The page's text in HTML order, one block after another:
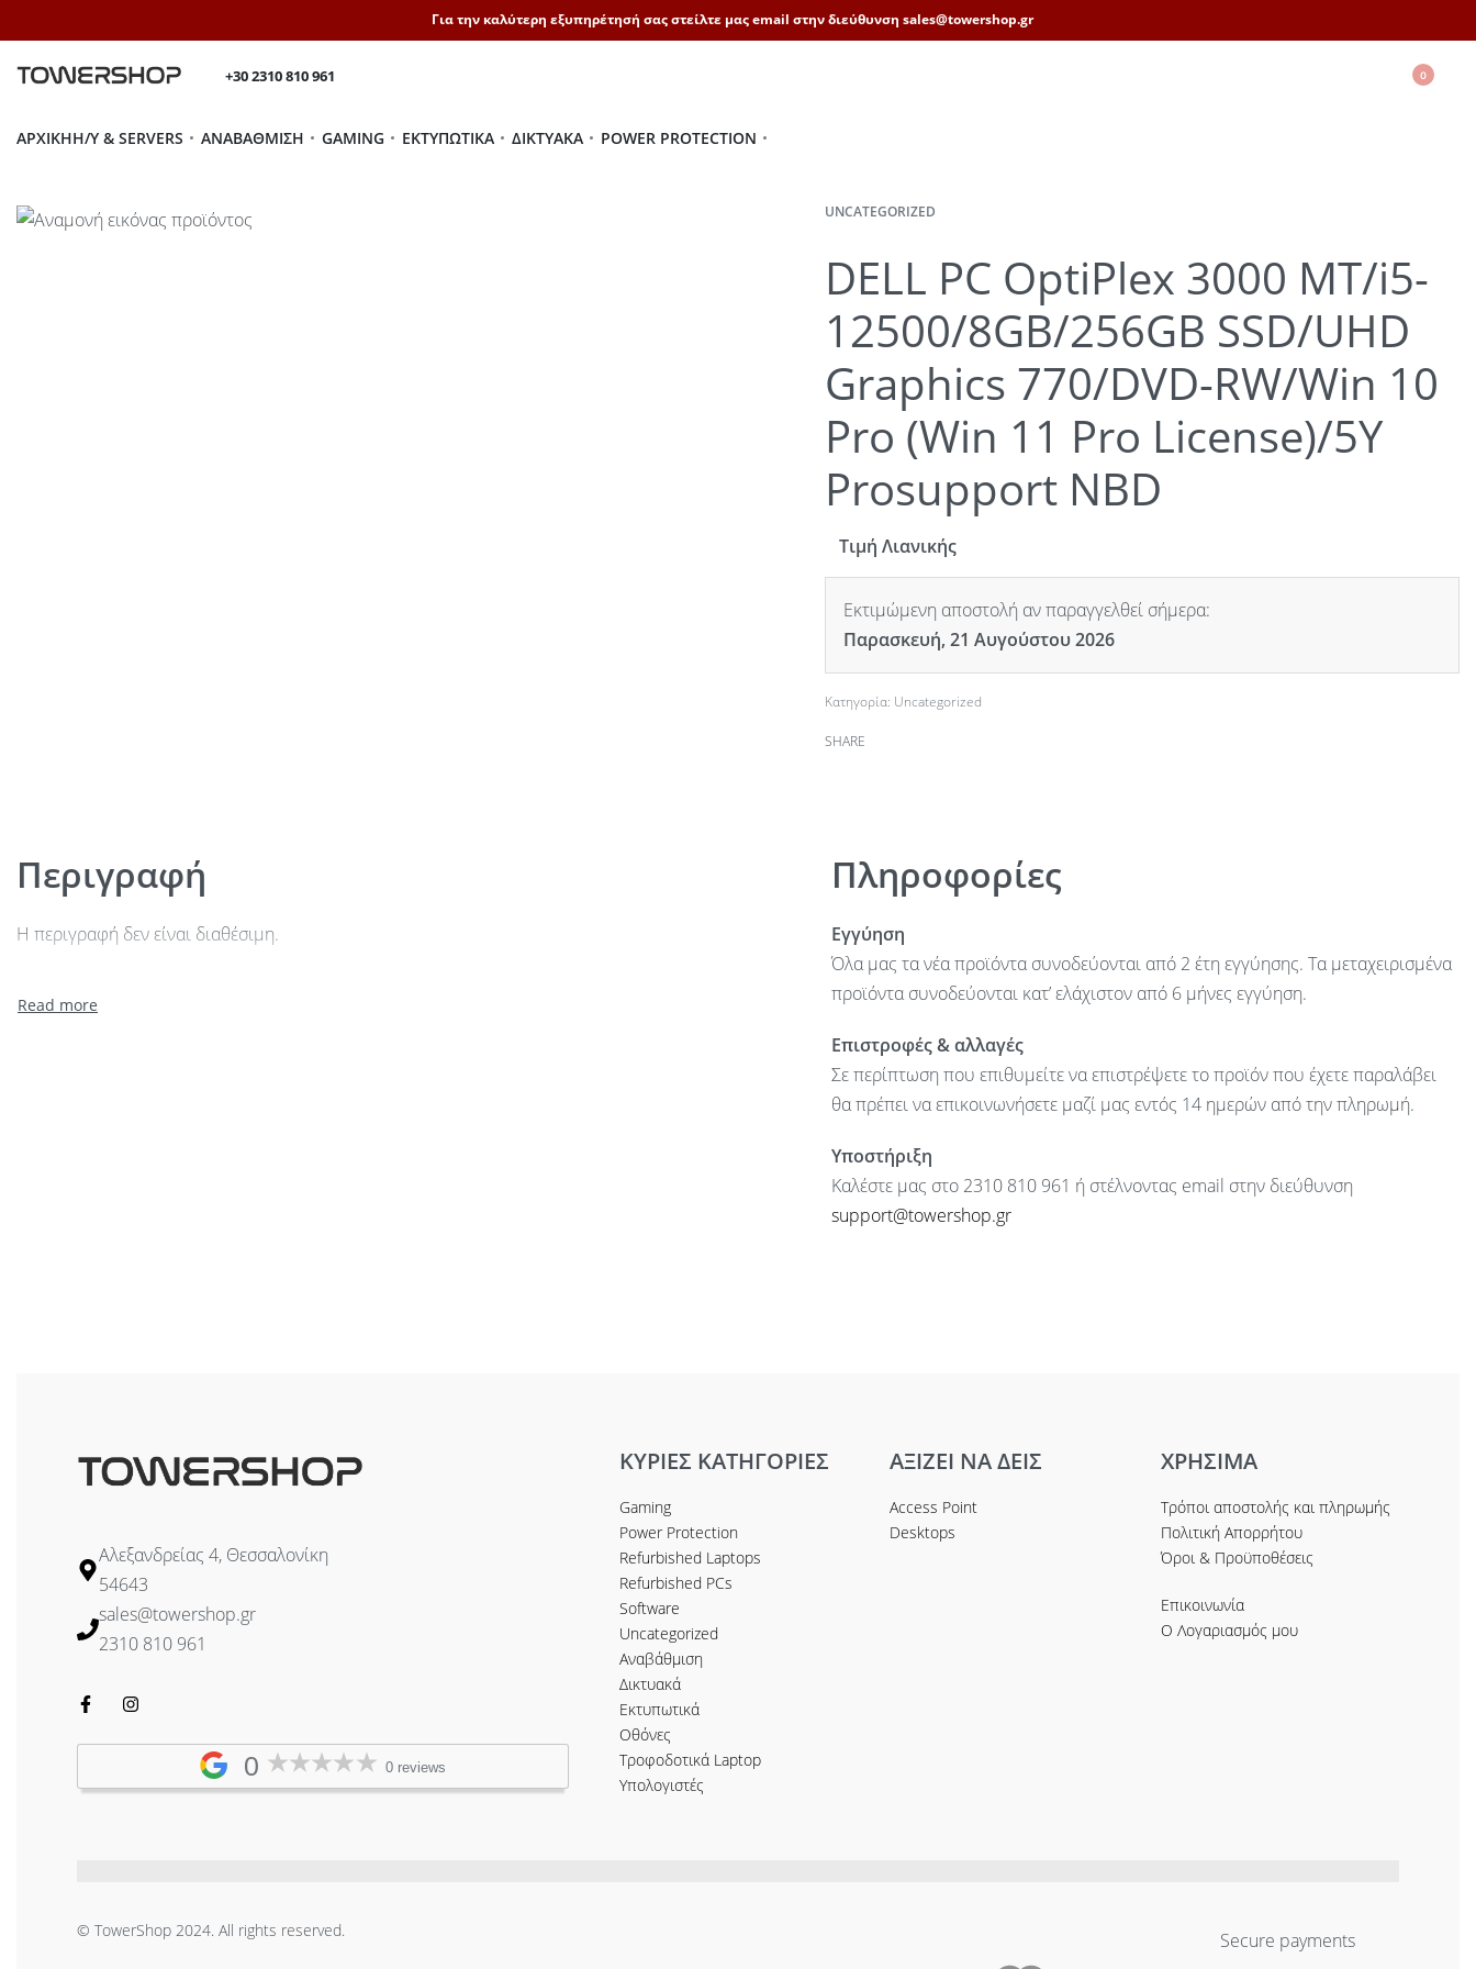
Για την καλύτερη εξυπηρέτησή σας στείλτε μας email στην διεύθυνση sales@towershop.gr
+30 2310 810 961 0
ΑΡΧΙΚΉH/Y & SERVERS ΑΝΑΒΆΘΜΙΣΗ GAMING ΕΚΤΥΠΩΤΙΚΆ ΔΙΚΤΥΑΚΆ POWER PROTECTION
UNCATEGORIZED
DELL PC OptiPlex 3000 MT/i5-
12500/8GB/256GB SSD/UHD
Graphics 770/DVD-RW/Win 10
Pro (Win 11 Pro License)/5Y
Prosupport NBD
Τιμή Λιανικής
Εκτιμώμενη αποστολή αν παραγγελθεί σήμερα:
Παρασκευή, 21 Αυγούστου 2026
Κατηγορία: Uncategorized
SHARE
Περιγραφή
Η περιγραφή δεν είναι διαθέσιμη.
Πληροφορίες
Εγγύηση
Όλα μας τα νέα προϊόντα συνοδεύονται από 2 έτη εγγύησης. Τα μεταχειρισμένα
προϊόντα συνοδεύονται κατ’ ελάχιστον από 6 μήνες εγγύηση.
Επιστροφές & αλλαγές
Σε περίπτωση που επιθυμείτε να επιστρέψετε το προϊόν που έχετε παραλάβει
θα πρέπει να επικοινωνήσετε μαζί μας εντός 14 ημερών από την πληρωμή.
Υποστήριξη
Καλέστε μας στο 2310 810 961 ή στέλνοντας email στην διεύθυνση
support@towershop.gr
Αλεξανδρείας 4, Θεσσαλονίκη
54643
sales@towershop.gr
2310 810 961
0 0 reviews
ΚΥΡΙΕΣ ΚΑΤΗΓΟΡΙΕΣ
Gaming
Power Protection
Refurbished Laptops
Refurbished PCs
Software
Uncategorized
Αναβάθμιση
Δικτυακά
Εκτυπωτικά
Οθόνες
Τροφοδοτικά Laptop
Υπολογιστές
ΑΞΙΖΕΙ ΝΑ ΔΕΙΣ
Access Point
Desktops
ΧΡΗΣΙΜΑ
Τρόποι αποστολής και πληρωμής
Πολιτική Απορρήτου
Όροι & Προϋποθέσεις
Επικοινωνία
Ο Λογαριασμός μου
© TowerShop 2024. All rights reserved. Secure payments